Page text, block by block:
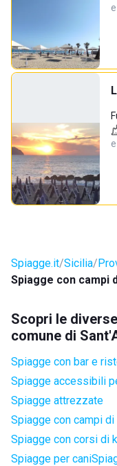
Spiagge.it Sicilia
Spiagge con campi
Scopri le
comune di
Spiagge con bar e
Spiagge accessibili
Spiagge attrezzate
Spiagge con campi
Spiagge con corsi di
Spiagge per cani